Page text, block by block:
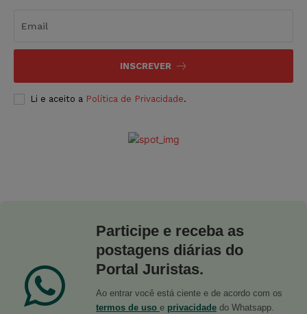
INSCREVER
Li e aceito a Política de Privacidade.
Participe e receba as
postagens diárias do
Portal Juristas.
Ao entrar você está ciente e de acordo com os
termos de uso e privacidade do Whatsapp.